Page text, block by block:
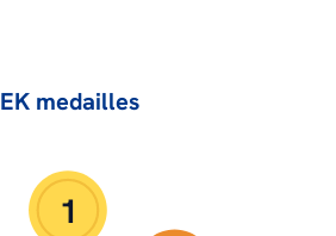
EK medailles
1